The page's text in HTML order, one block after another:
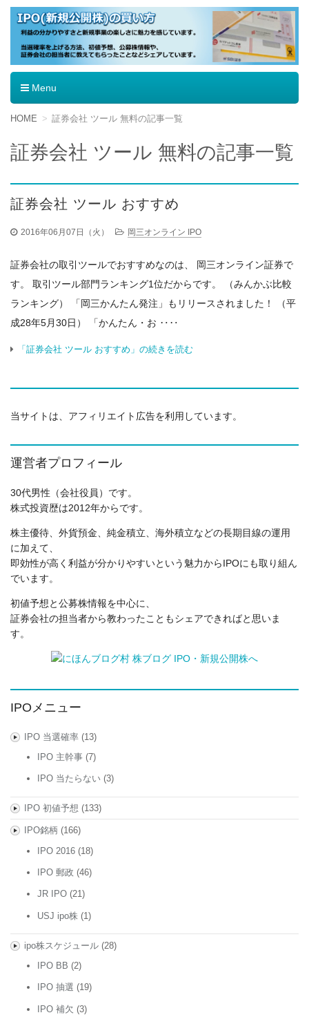
IPO（新規公開株）の買い方
Menu
コ
テ
ン
へ
移
動
HOME 証券会社 ツール 無料の記事一覧
証券会社 ツール 無料の記事一覧
証券会社 ツール おすすめ
2016年06月07日（火） 岡三オンライン IPO
証券会社の取引ツールでおすすめなのは、 岡三オンライン証券で
す。 取引ツール部門ランキング1位だからです。 （みんかぶ比較
ランキング） 「岡三かんたん発注」もリリースされました！ （平
成28年5月30日） 「かんたん・お ‥‥
「証券会社 ツール おすすめ」の続きを読む
当サイトは、アフィリエイト広告を利用しています。
運営者プロフィール
30代男性（会社役員）です。
株式投資歴は2012年からです。
株主優待、外貨預金、純金積立、海外積立などの長期目線の運用
に加えて、
即効性が高く利益が分かりやすいという魅力からIPOにも取り組ん
でいます。
初値予想と公募株情報を中心に、
証券会社の担当者から教わったこともシェアできればと思いま
す。
IPOメニュー
IPO 当選確率(13)
IPO 主幹事 (7)
IPO 当たらない (3)
IPO 初値予想 (133)
IPO銘柄 (166)
IPO 2016 (18)
IPO 郵政 (46)
JR IPO (21)
USJ ipo株 (1)
ipo株スケジュール(28)
IPO BB (2)
IPO 抽選 (19)
IPO 補欠 (3)